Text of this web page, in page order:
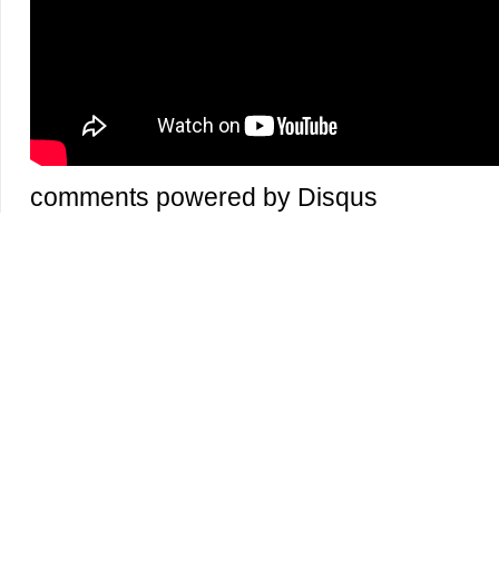
comments powered by Disqus